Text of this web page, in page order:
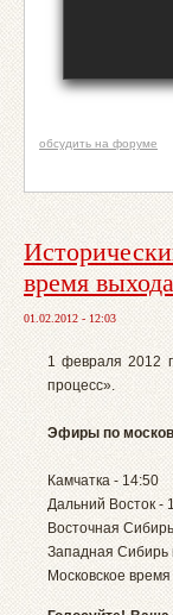
обсудить на форуме
время
01.02.2012 - 12:03
1 февраля 2012
процесс».
Эфиры по
Камчатка - 14:50
Дальний Восток -
Восточная
Западная Сибирь
Московское